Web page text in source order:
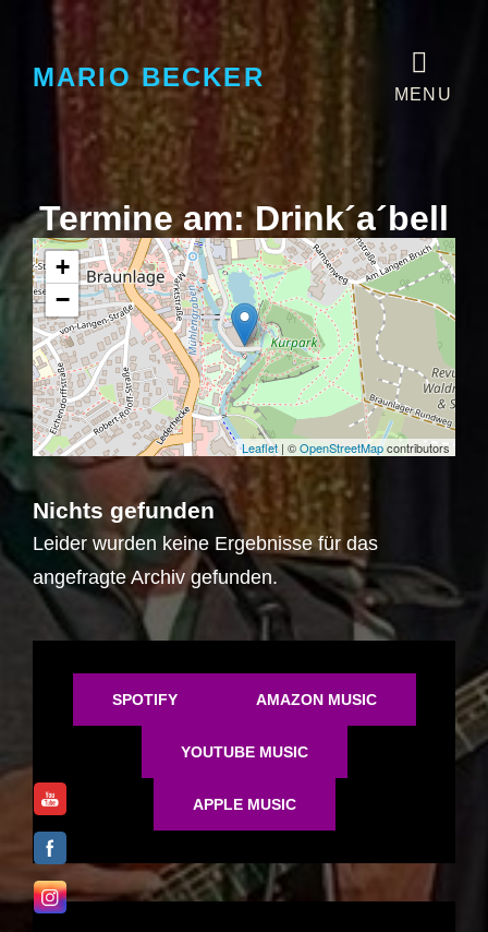
MARIO BECKER
MENU
Termine am:Drink´a´bell
+
−
Leaflet | ©OpenStreetMapcontributors
Nichts gefunden
Leider wurden keine Ergebnisse für das
angefragte Archiv gefunden.
SPOTIFY AMAZON MUSIC
YOUTUBE MUSIC
APPLE MUSIC